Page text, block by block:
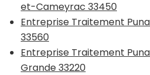
et-Cameyrac 33450
Entreprise Traitement
33560
Entreprise Traitement
Grande 33220